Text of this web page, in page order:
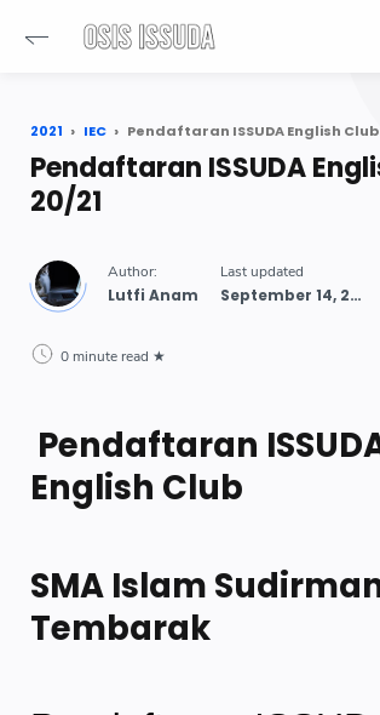
2021 IEC Pendaftaran ISSUDA English Club
Pendaftaran ISSUDA
20/21
Lutfi Anam
0 minute read
Pendaftaran
English Club
SMA Islam
Tembarak